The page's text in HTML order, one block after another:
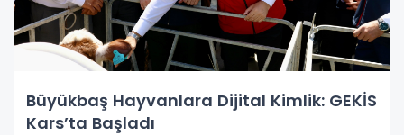
Büyükbaş Hayvanlara Dijital Kimlik: GEKİS
Kars’ta Başladı